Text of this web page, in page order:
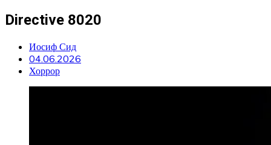
Directive 8020
Иосиф Сид
04.06.2026
Хоррор